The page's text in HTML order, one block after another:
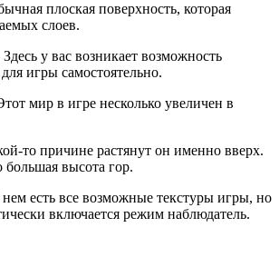
плоская поверхность, которая
слоев.
Здесь у вас возникает возможность
игры самостоятельно.
мир в игре несколько увеличен в
то причине растянут он именно вверх.
высота гор.
есть все возможные текстуры игры, но
включается режим наблюдатель.